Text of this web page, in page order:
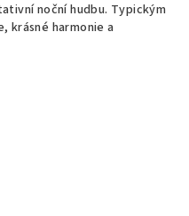
noční hudbu. Typickým
krásné harmonie a